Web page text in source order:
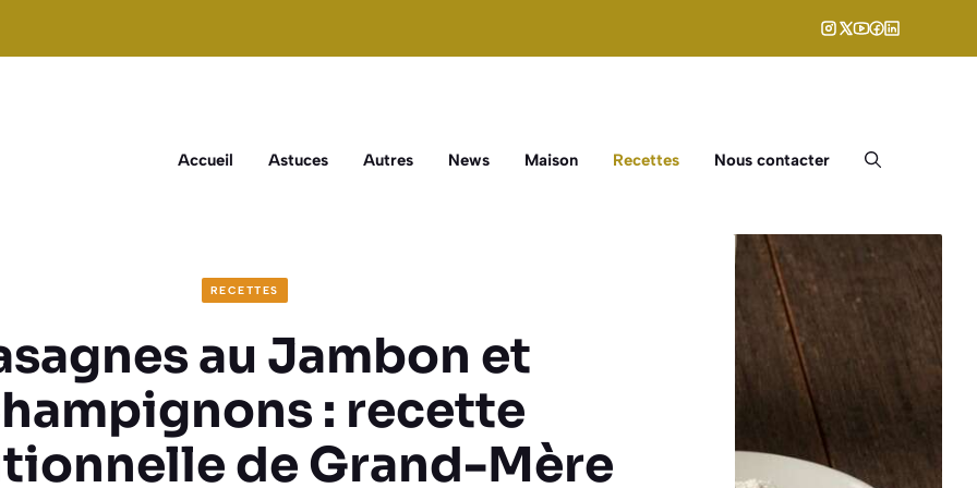
Accueil Astuces Autres News Maison Recettes Nous contacter
RECETTES
au Jambon et
: recette
de Grand-Mère